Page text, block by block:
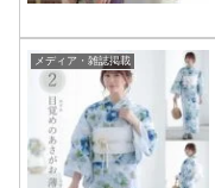
メディア・雑誌掲載